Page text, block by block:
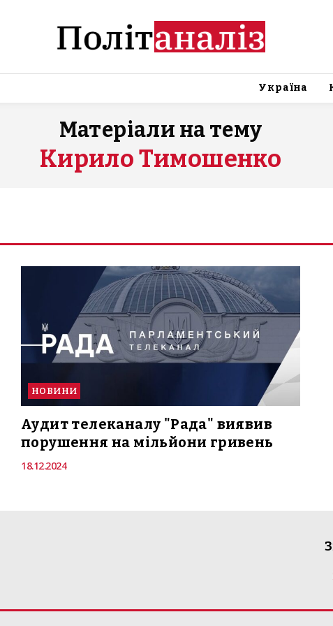
Україна
Матеріали на тему
Кирило Тимошенко
НОВИНИ
Аудит телеканалу "Рада" виявив
порушення на мільйони гривень
18.12.2024